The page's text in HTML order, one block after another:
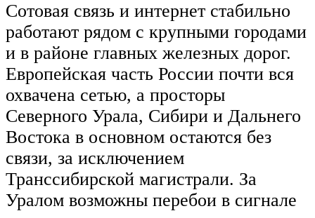
Сотовая связь и интернет стабильно
работают рядом с крупными городами
и в районе главных железных дорог.
Европейская часть России почти вся
охвачена сетью, а просторы
Северного Урала, Сибири и Дальнего
Востока в основном остаются без
связи, за исключением
Транссибирской магистрали. За
Уралом возможны перебои в сигнале